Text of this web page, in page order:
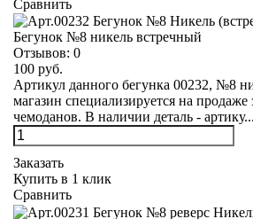
Сравнить
Бегунок №8 никель встречный
Отзывов: 0
100 руб.
Артикул данного бегунка 00232, №8
магазин специализируется на продаже
чемоданов. В наличии деталь - артику...
Заказать
Купить в 1 клик
Сравнить